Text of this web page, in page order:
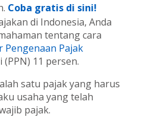
Coba gratis di sini!
di Indonesia, Anda
tentang cara
Pengenaan Pajak
11 persen.
satu pajak yang harus
usaha yang telah
pajak.